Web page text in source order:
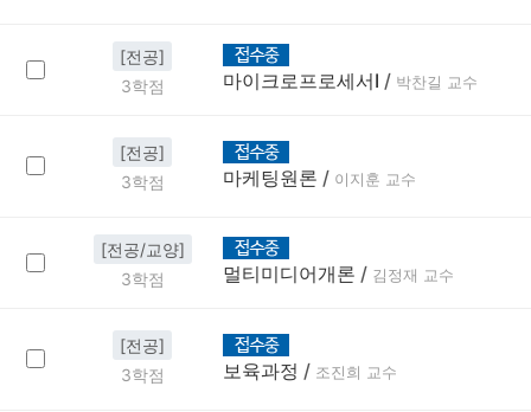
[전공]
3학점
마이크로프로세서Ⅰ / 박찬길 교수
[전공]
3학점
마케팅원론 / 이지훈 교수
[전공/교양]
3학점
멀티미디어개론 / 김정재 교수
[전공]
3학점
보육과정 / 조진희 교수